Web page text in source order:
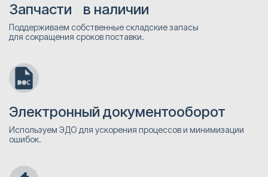
Запчасти в наличии
Поддерживаем собственные складские запасы
для сокращения сроков поставки.
Электронный документооборот
Используем ЭДО для ускорения процессов и минимизации
ошибок.